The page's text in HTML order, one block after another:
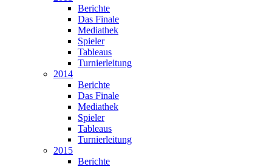
Berichte
Das Finale
Mediathek
Spieler
Tableaus
Turnierleitung
2014
Berichte
Das Finale
Mediathek
Spieler
Tableaus
Turnierleitung
2015
Berichte